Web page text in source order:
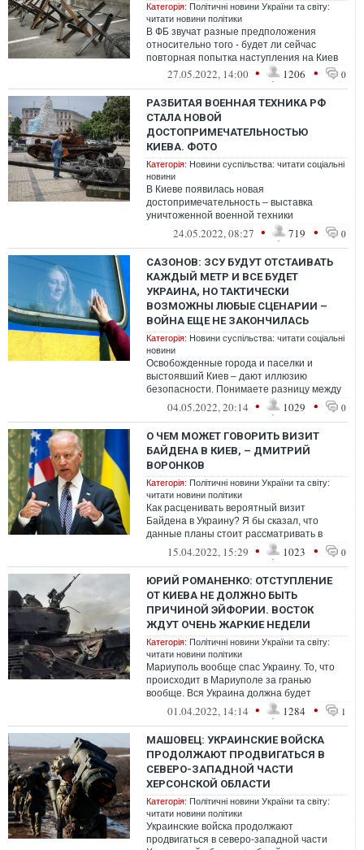
Категорія: Політичні новини України та світу:
читати новини політики
В ФБ звучат разные предположения
относительно того - будет ли сейчас
повторная попытка наступления на Киев
27.05.2022, 14:00 • 1206 • 0
РАЗБИТАЯ ВОЕННАЯ ТЕХНИКА РФ
СТАЛА НОВОЙ
ДОСТОПРИМЕЧАТЕЛЬНОСТЬЮ
КИЕВА. ФОТО
Категорія: Новини суспільства: читати соціальні
новини
В Киеве появилась новая
достопримечательность – выставка
уничтоженной военной техники
оккупантов. Экспозиция организована в
центре столицы, на Михайло...
24.05.2022, 08:27 • 719 • 0
САЗОНОВ: ЗСУ БУДУТ ОТСТАИВАТЬ
КАЖДЫЙ МЕТР И ВСЕ БУДЕТ
УКРАИНА, НО ТАКТИЧЕСКИ
ВОЗМОЖНЫ ЛЮБЫЕ СЦЕНАРИИ –
ВОЙНА ЕЩЕ НЕ ЗАКОНЧИЛАСЬ
Категорія: Новини суспільства: читати соціальні
новини
Освобожденные города и паселки и
выстоявший Киев – дают иллюзию
безопасности. Понимаете разницу между
реальностью и иллюзией? Тогда вам пару
04.05.2022, 20:14 • 1029 • 0
О ЧЕМ МОЖЕТ ГОВОРИТЬ ВИЗИТ
БАЙДЕНА В КИЕВ, – ДМИТРИЙ
ВОРОНКОВ
Категорія: Політичні новини України та світу:
читати новини політики
Как расценивать вероятный визит
Байдена в Украину? Я бы сказал, что
данные планы стоит рассматривать в
связке с недавним визитом Джонсона и
15.04.2022, 15:29 • 1023 • 0
ЮРИЙ РОМАНЕНКО: ОТСТУПЛЕНИЕ
ОТ КИЕВА НЕ ДОЛЖНО БЫТЬ
ПРИЧИНОЙ ЭЙФОРИИ. ВОСТОК
ЖДУТ ОЧЕНЬ ЖАРКИЕ НЕДЕЛИ
Категорія: Політичні новини України та світу:
читати новини політики
Мариуполь вообще спас Украину. То, что
происходит в Мариуполе за гранью
вообще. Вся Украина должна будет
поклониться этим 7000 человек, которые
01.04.2022, 14:14 • 1284 • 1
МАШОВЕЦ: УКРАИНСКИЕ ВОЙСКА
ПРОДОЛЖАЮТ ПРОДВИГАТЬСЯ В
СЕВЕРО-ЗАПАДНОЙ ЧАСТИ
ХЕРСОНСКОЙ ОБЛАСТИ
Категорія: Політичні новини України та світу:
читати новини політики
Украинские войска продолжают
продвигаться в северо-западной части